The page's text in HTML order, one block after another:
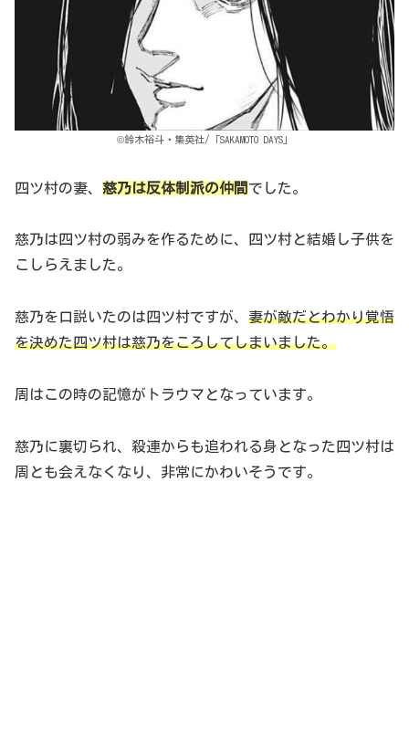
©鈴木裕斗・集英社/「SAKAMOTO DAYS」
四ツ村の妻、 慈乃は反体制派の仲間 でした。
慈乃は四ツ村の弱みを作るために、四ツ村と結婚し子供を
こしらえました。
慈乃を口説いたのは四ツ村ですが、 妻が敵だとわかり覚悟
を決めた四ツ村は慈乃をころしてしまいました。
周はこの時の記憶がトラウマとなっています。
慈乃に裏切られ、殺連からも追われる身となった四ツ村は
周とも会えなくなり、非常にかわいそうです。